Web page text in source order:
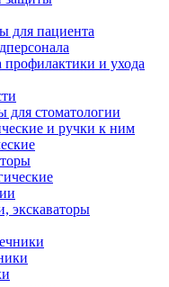
для пациента
и ухода
для стоматологии
и ручки к ним
экскаваторы